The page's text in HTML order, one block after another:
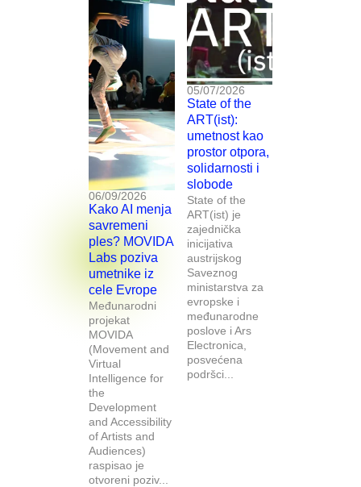
06/09/2026
Kako AI menja
savremeni
ples? MOVIDA
Labs poziva
umetnike iz
cele Evrope
Međunarodni
projekat
MOVIDA
(Movement and
Virtual
Intelligence for
the
Development
and Accessibility
of Artists and
Audiences)
raspisao je
otvoreni poziv...
05/07/2026
State of the
ART(ist):
umetnost kao
prostor otpora,
solidarnosti i
slobode
State of the
ART(ist) je
zajednička
inicijativa
austrijskog
Saveznog
ministarstva za
evropske i
međunarodne
poslove i Ars
Electronica,
posvećena
podršci...